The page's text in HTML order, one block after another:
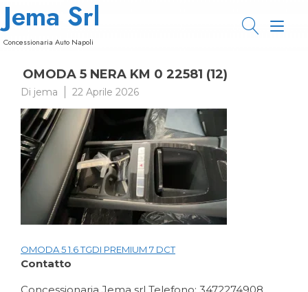
Passa
contenuto
Jema Srl
Concessionaria Auto Napoli
OMODA 5 NERA KM 0 22581 (12)
Di jema 22 Aprile 2026
Navigazione
OMODA 5 1.6 TGDI PREMIUM 7 DCT
Contatto
Concessionaria Jema srl Telefono: 3472274908